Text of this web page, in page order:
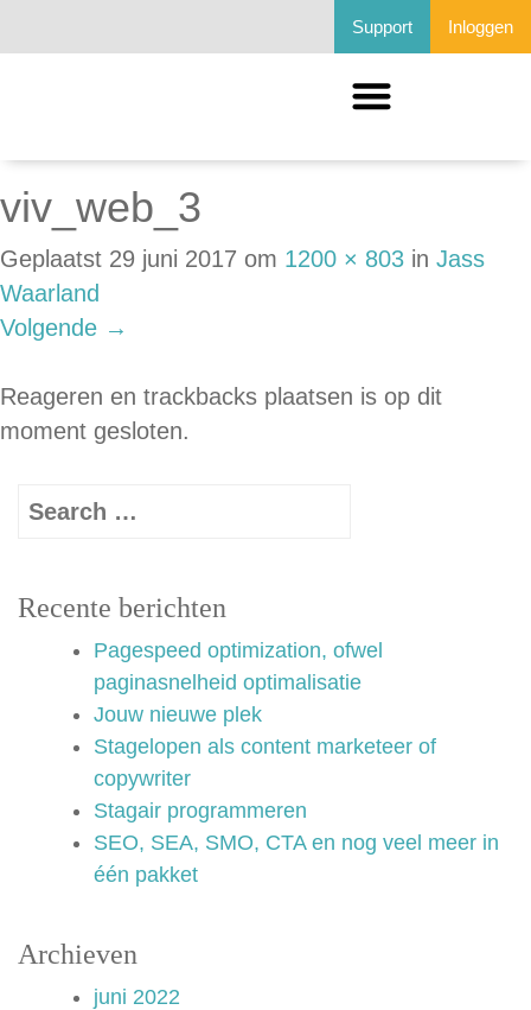
Support Inloggen
viv_web_3
Geplaatst 29 juni 2017 om 1200 × 803 in Jass
Waarland
Volgende →
Reageren en trackbacks plaatsen is op dit
moment gesloten.
Recente berichten
Pagespeed optimization, ofwel
paginasnelheid optimalisatie
Jouw nieuwe plek
Stagelopen als content marketeer of
copywriter
Stagair programmeren
SEO, SEA, SMO, CTA en nog veel meer in
één pakket
Archieven
juni 2022